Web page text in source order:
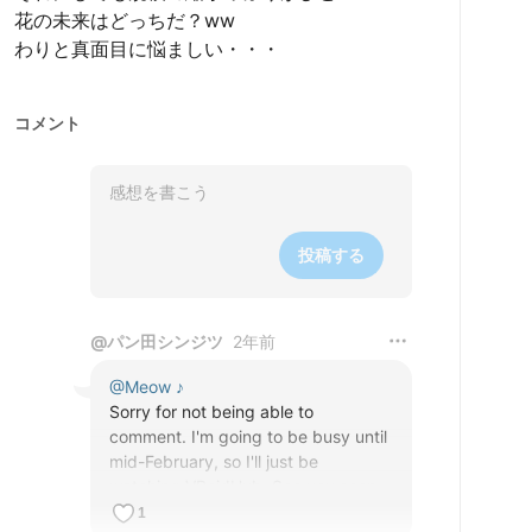
花の未来はどっちだ？ww
わりと真面目に悩ましい・・・
コメント
投稿する
@パン田シンジツ 2年前
@Meow ♪
Sorry for not being able to
comment. I'm going to be busy until
mid-February, so I'll just be
1